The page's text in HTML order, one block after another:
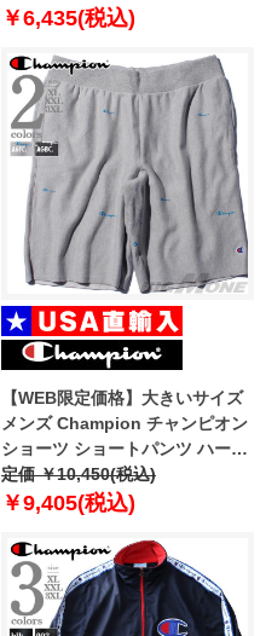
81622p
￥6,435(税込)
【WEB限定価格】大きいサイズ
メンズ Champion チャンピオン
ショーツ ショートパンツ ハーフ
パンツ USA直輸入 89597p
定価 ￥10,450(税込)
￥9,405(税込)